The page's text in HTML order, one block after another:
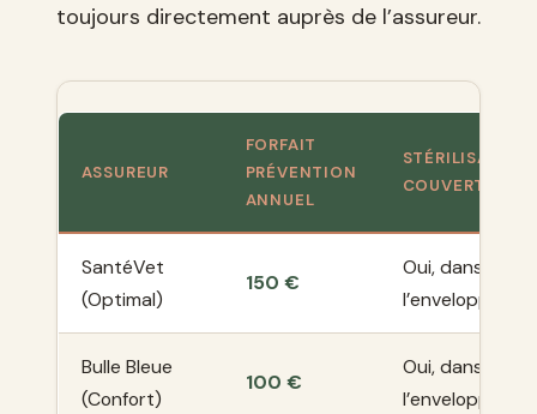
toujours directement auprès de l’assureur.
ASSUREUR
FORFAIT
PRÉVENTION
ANNUEL
STÉRILISATION
COUVERTE
SantéVet
(Optimal)
150 €
Oui, dans
l’enveloppe
Bulle Bleue
(Confort)
100 €
Oui, dans
l’enveloppe